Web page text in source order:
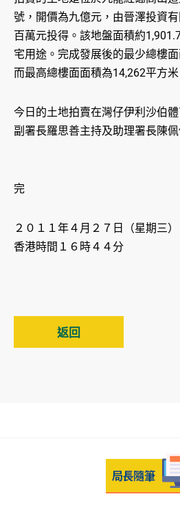
號，開價為九億元，由晉澤投資
百萬元投得。該地盤面積約
宅用途。完成發展後的最少總樓
而最高總樓面面積為14,262平方米
今日的土地拍賣在灣仔伊利沙伯
副署長羅思善主持及助理署長陳佩
完
２０１１年４月２７日（星期三）
香港時間１６時４４分
返回